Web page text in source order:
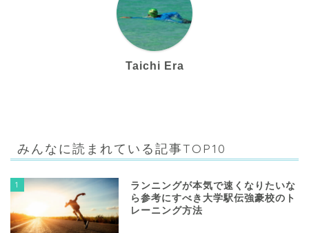
Taichi Era
みんなに読まれている記事TOP10
1
ランニングが本気で速くなりたいな
ら参考にすべき大学駅伝強豪校のト
レーニング方法